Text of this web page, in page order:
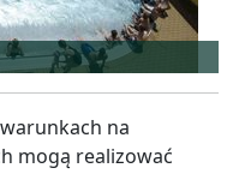
na
mogą realizować